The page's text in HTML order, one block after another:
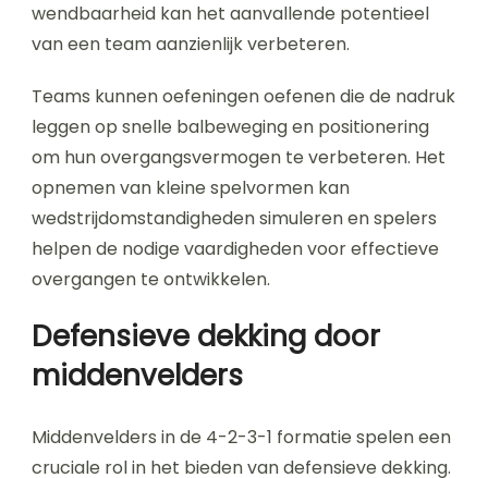
wendbaarheid kan het aanvallende potentieel
van een team aanzienlijk verbeteren.
Teams kunnen oefeningen oefenen die de nadruk
leggen op snelle balbeweging en positionering
om hun overgangsvermogen te verbeteren. Het
opnemen van kleine spelvormen kan
wedstrijdomstandigheden simuleren en spelers
helpen de nodige vaardigheden voor effectieve
overgangen te ontwikkelen.
Defensieve dekking door
middenvelders
Middenvelders in de 4-2-3-1 formatie spelen een
cruciale rol in het bieden van defensieve dekking.